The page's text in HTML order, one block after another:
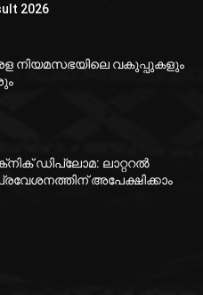
2026
നിയമസഭയിലെ വകുപ്പുകളും
ഡിപ്ലോമ: ലാറ്ററൽ
അപേക്ഷിക്കാം